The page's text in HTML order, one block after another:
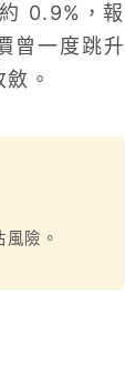
0.9%，報
曾一度跳升
。
險。